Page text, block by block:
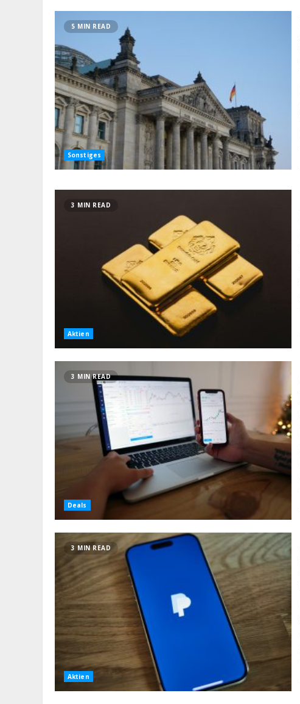
5 MIN READ
Sonstiges
3 MIN READ
Aktien
3 MIN READ
Deals
3 MIN READ
Aktien